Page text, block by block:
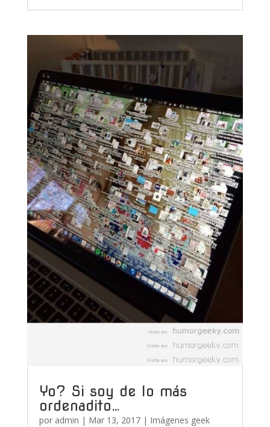
Yo? Si soy de lo más
ordenadito…
por admin | Mar 13, 2017| Imágenes geek